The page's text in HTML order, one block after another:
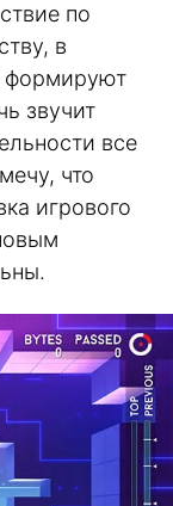
по
в
формируют
звучит
все
что
игрового